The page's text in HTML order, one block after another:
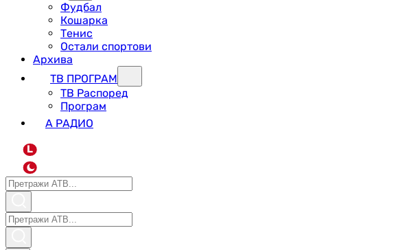
Фудбал
Кошарка
Тенис
Остали спортови
Архива
ТВ ПРОГРАМ
ТВ Распоред
Програм
А РАДИО
L